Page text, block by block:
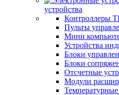
устройства
Контроллеры
Пульты
Мини
Устройства
Блоки
Блоки
Отсчетные
Модули